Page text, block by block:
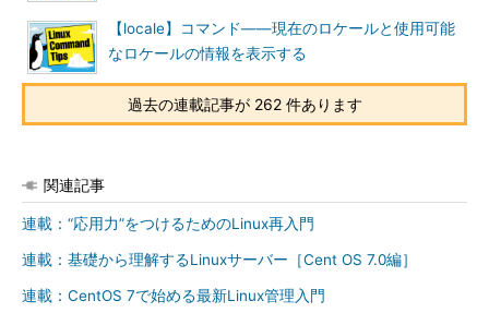
コマンド実行例
fc-match serif
fc-match "PT Sans"
（「PT Sans」を指定した場合に使用されるフォントを表示）
fc-match
【locale】コマンド――現在のロケールと使用可能
なロケールの情報を表示する
過去の連載記事が 262 件あります
関連記事
連載：“応用力”をつけるためのLinux再入門
連載：基礎から理解するLinuxサーバー［Cent OS 7.0編］
連載：CentOS 7で始める最新Linux管理入門